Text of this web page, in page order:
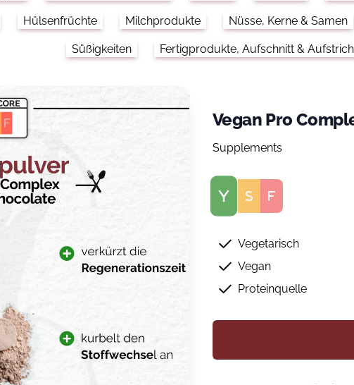
Hülsenfrüchte Milchprodukte Nüsse, Kerne & Samen
Süßigkeiten Fertigprodukte, Aufschnitt & Aufstrich
Vegan Pro
Supplements
Score
Vegetarisch
Vegan
Proteinquelle